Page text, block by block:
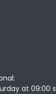
at 09:00